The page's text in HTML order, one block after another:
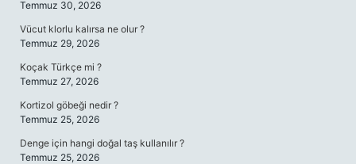
Temmuz 30, 2026
Vücut klorlu kalırsa ne olur ?
Temmuz 29, 2026
Koçak Türkçe mi ?
Temmuz 27, 2026
Kortizol göbeği nedir ?
Temmuz 25, 2026
Denge için hangi doğal taş kullanılır ?
Temmuz 25, 2026